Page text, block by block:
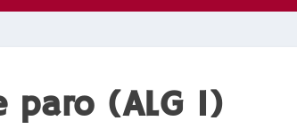
paro (ALG I)